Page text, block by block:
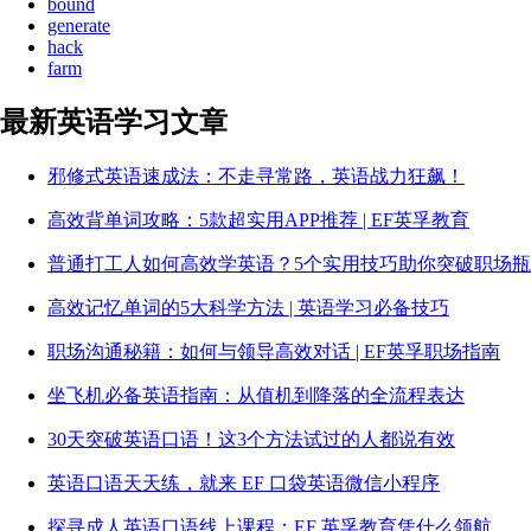
generate
hack
farm
最新英语学习文章
邪修式英语速成法：不走寻常路，英语战力狂飙！
高效背单词攻略：5款超实用APP推荐 | EF英孚教育
普通打工人如何高效学英语？5个实用技巧助你突破职场
高效记忆单词的5大科学方法 | 英语学习必备技巧
职场沟通秘籍：如何与领导高效对话 | EF英孚职场指南
坐飞机必备英语指南：从值机到降落的全流程表达
30天突破英语口语！这3个方法试过的人都说有效
英语口语天天练，就来 EF 口袋英语微信小程序
探寻成人英语口语线上课程：EF 英孚教育凭什么领航